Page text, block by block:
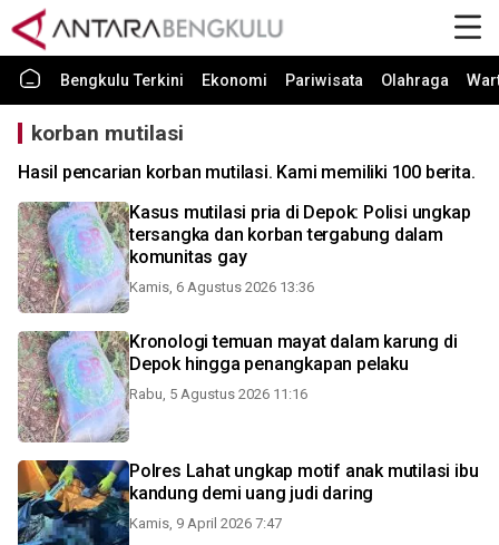
Bengkulu Terkini Ekonomi Pariwisata Olahraga
korban mutilasi
Hasil pencarian korban mutilasi. Kami memiliki 100 berita.
Kasus mutilasi pria di Depok: Polisi ungkap
tersangka dan korban tergabung dalam
komunitas gay
Kamis, 6 Agustus 2026 13:36
Kronologi temuan mayat dalam karung di
Depok hingga penangkapan pelaku
Rabu, 5 Agustus 2026 11:16
Polres Lahat ungkap motif anak mutilasi ibu
kandung demi uang judi daring
Kamis, 9 April 2026 7:47